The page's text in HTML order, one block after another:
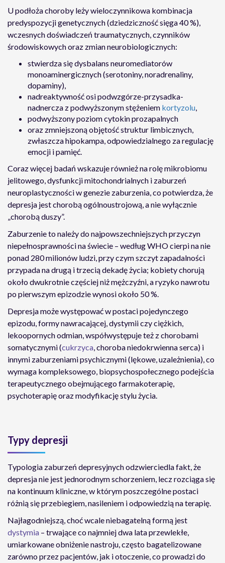
U podłoża choroby leży wieloczynnikowa kombinacja
predyspozycji genetycznych (dziedziczność sięga 40 %),
wczesnych doświadczeń traumatycznych, czynników
środowiskowych oraz zmian neurobiologicznych:
stwierdza się dysbalans neuromediatorów
monoaminergicznych (serotoniny, noradrenaliny,
dopaminy),
nadreaktywność osi podwzgórze-przysadka-
nadnercza z podwyższonym stężeniem kortyzolu,
podwyższony poziom cytokin prozapalnych
oraz zmniejszoną objętość struktur limbicznych,
zwłaszcza hipokampa, odpowiedzialnego za regulację
emocji i pamięć.
Coraz więcej badań wskazuje również na rolę mikrobiomu
jelitowego, dysfunkcji mitochondrialnych i zaburzeń
neuroplastyczności w genezie zaburzenia, co potwierdza, że
depresja jest chorobą ogólnoustrojową, a nie wyłącznie
„chorobą duszy”.
Zaburzenie to należy do najpowszechniejszych przyczyn
niepełnosprawności na świecie – według WHO cierpi na nie
ponad 280 milionów ludzi, przy czym szczyt zapadalności
przypada na drugą i trzecią dekadę życia; kobiety chorują
około dwukrotnie częściej niż mężczyźni, a ryzyko nawrotu
po pierwszym epizodzie wynosi około 50 %.
Depresja może występować w postaci pojedynczego
epizodu, formy nawracającej, dystymii czy ciężkich,
lekoopornych odmian, współwystępuje też z chorobami
somatycznymi (cukrzyca, choroba niedokrwienna serca) i
innymi zaburzeniami psychicznymi (lękowe, uzależnienia), co
wymaga kompleksowego, biopsychospołecznego podejścia
terapeutycznego obejmującego farmakoterapię,
psychoterapię oraz modyfikację stylu życia.
Typy depresji
Typologia zaburzeń depresyjnych odzwierciedla fakt, że
depresja nie jest jednorodnym schorzeniem, lecz rozciąga się
na kontinuum kliniczne, w którym poszczególne postaci
różnią się przebiegiem, nasileniem i odpowiedzią na terapię.
Najłagodniejszą, choć wcale niebagatelną formą jest
dystymia – trwające co najmniej dwa lata przewlekłe,
umiarkowane obniżenie nastroju, często bagatelizowane
zarówno przez pacjentów, jak i otoczenie, co prowadzi do